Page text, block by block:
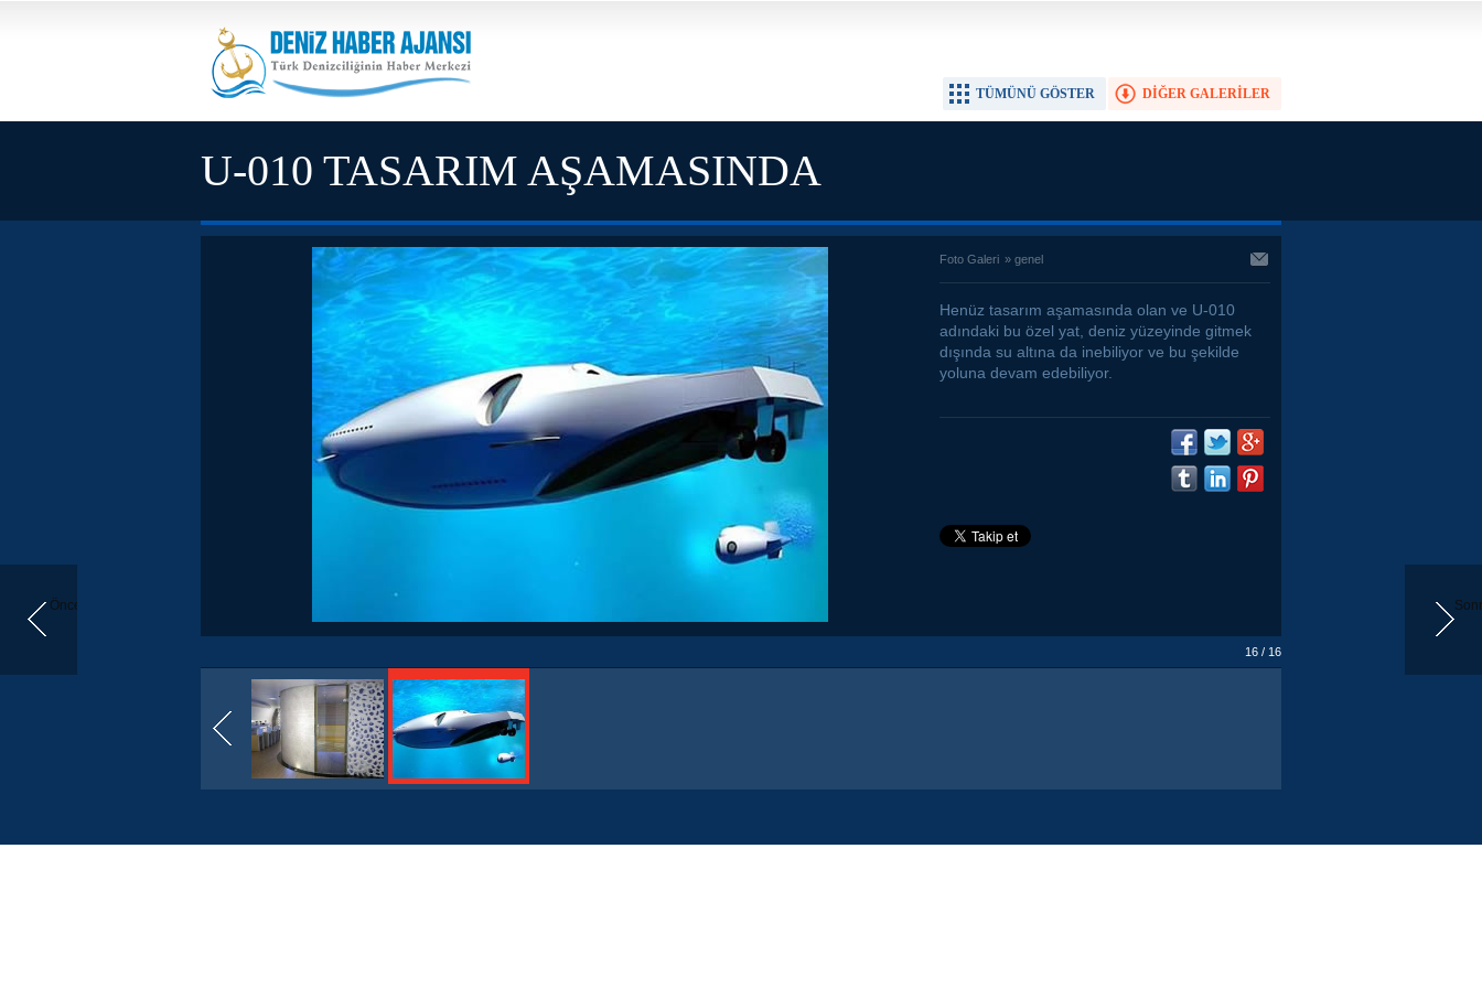
Önceki
DİĞER GALERİLER
TÜMÜNÜ GÖSTER
U-010 TASARIM AŞAMASINDA
Foto Galeri » genel
Henüz tasarım aşamasında olan ve U-010
adındaki bu özel yat, deniz yüzeyinde gitmek
dışında su altına da inebiliyor ve bu şekilde
yoluna devam edebiliyor.
16 / 16